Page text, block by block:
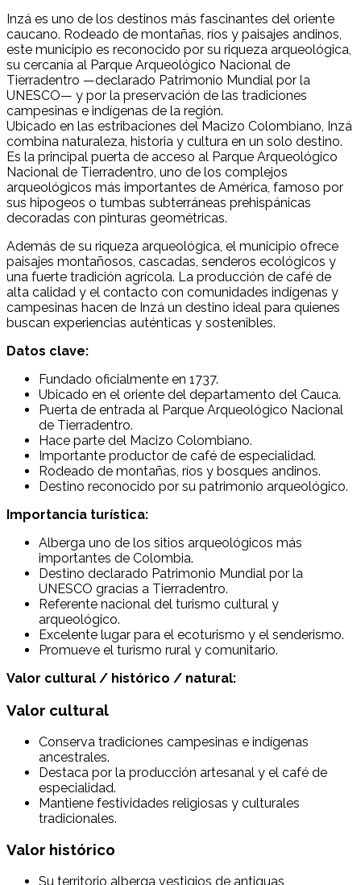
Inzá es uno de los destinos más fascinantes del oriente
caucano. Rodeado de montañas, ríos y paisajes andinos,
este municipio es reconocido por su riqueza arqueológica,
su cercanía al Parque Arqueológico Nacional de
Tierradentro —declarado Patrimonio Mundial por la
UNESCO— y por la preservación de las tradiciones
campesinas e indígenas de la región.
Ubicado en las estribaciones del Macizo Colombiano, Inzá
combina naturaleza, historia y cultura en un solo destino.
Es la principal puerta de acceso al Parque Arqueológico
Nacional de Tierradentro, uno de los complejos
arqueológicos más importantes de América, famoso por
sus hipogeos o tumbas subterráneas prehispánicas
decoradas con pinturas geométricas.
Además de su riqueza arqueológica, el municipio ofrece
paisajes montañosos, cascadas, senderos ecológicos y
una fuerte tradición agrícola. La producción de café de
alta calidad y el contacto con comunidades indígenas y
campesinas hacen de Inzá un destino ideal para quienes
buscan experiencias auténticas y sostenibles.
Datos clave:
Fundado oficialmente en 1737.
Ubicado en el oriente del departamento del Cauca.
Puerta de entrada al Parque Arqueológico Nacional
de Tierradentro.
Hace parte del Macizo Colombiano.
Importante productor de café de especialidad.
Rodeado de montañas, ríos y bosques andinos.
Destino reconocido por su patrimonio arqueológico.
Importancia turística:
Alberga uno de los sitios arqueológicos más
importantes de Colombia.
Destino declarado Patrimonio Mundial por la
UNESCO gracias a Tierradentro.
Referente nacional del turismo cultural y
arqueológico.
Excelente lugar para el ecoturismo y el senderismo.
Promueve el turismo rural y comunitario.
Valor cultural / histórico / natural:
Valor cultural
Conserva tradiciones campesinas e indígenas
ancestrales.
Destaca por la producción artesanal y el café de
especialidad.
Mantiene festividades religiosas y culturales
tradicionales.
Valor histórico
Su territorio alberga vestigios de antiguas